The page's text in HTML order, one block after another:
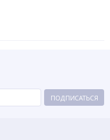
ПОДПИСАТЬСЯ